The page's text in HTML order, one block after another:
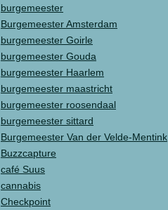
burgemeester
Burgemeester Amsterdam
burgemeester Goirle
burgemeester Gouda
burgemeester Haarlem
burgemeester maastricht
burgemeester roosendaal
burgemeester sittard
Burgemeester Van der Velde-Mentink
Buzzcapture
café Suus
cannabis
Checkpoint